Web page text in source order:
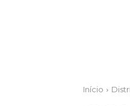
Início